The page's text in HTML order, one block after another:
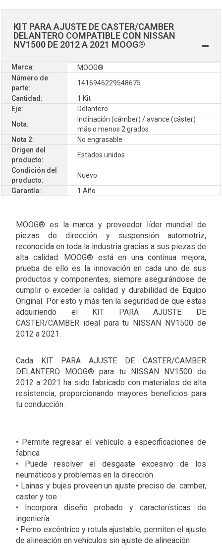
KIT PARA AJUSTE DE CASTER/CAMBER
DELANTERO COMPATIBLE CON NISSAN
NV1500 DE 2012 A 2021 MOOG®
Marca:
MOOG®
Número de
parte:
1416946229548675
Cantidad:
1 Kit
Eje:
Delantero
Nota:
Inclinación (cámber) / avance (cáster)
más o menos 2 grados
Nota 2:
No engrasable
Origen del
producto:
Estados unidos
Condición del
producto:
Nuevo
Garantía:
1 Año
MOOG® es la marca y proveedor líder mundial de
piezas de dirección y suspensión automotriz,
reconocida en toda la industria gracias a sus piezas de
alta calidad. MOOG® está en una continua mejora,
prueba de ello es la innovación en cada uno de sus
productos y componentes, siempre asegurándose de
cumplir o exceder la calidad y durabilidad de Equipo
Original. Por esto y más ten la seguridad de que estas
adquiriendo el KIT PARA AJUSTE DE
CASTER/CAMBER ideal para tu NISSAN NV1500 de
2012 a 2021.
Cada KIT PARA AJUSTE DE CASTER/CAMBER
DELANTERO MOOG® para tu NISSAN NV1500 de
2012 a 2021 ha sido fabricado con materiales de alta
resistencia, proporcionando mayores beneficios para
tu conducción.
• Permite regresar el vehículo a especificaciones de
fabrica
• Puede resolver el desgaste excesivo de los
neumáticos y problemas en la dirección
• Lainas y bujes proveen un ajuste preciso de: camber,
caster y toe.
• Incorpora diseño probado y características de
ingeniería
• Perno excéntrico y rotula ajustable, permiten el ajuste
de alineación en vehículos sin ajuste de alineación